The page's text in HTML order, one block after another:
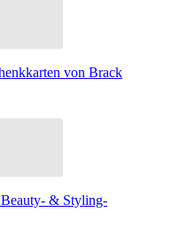
von Brack
& Styling-